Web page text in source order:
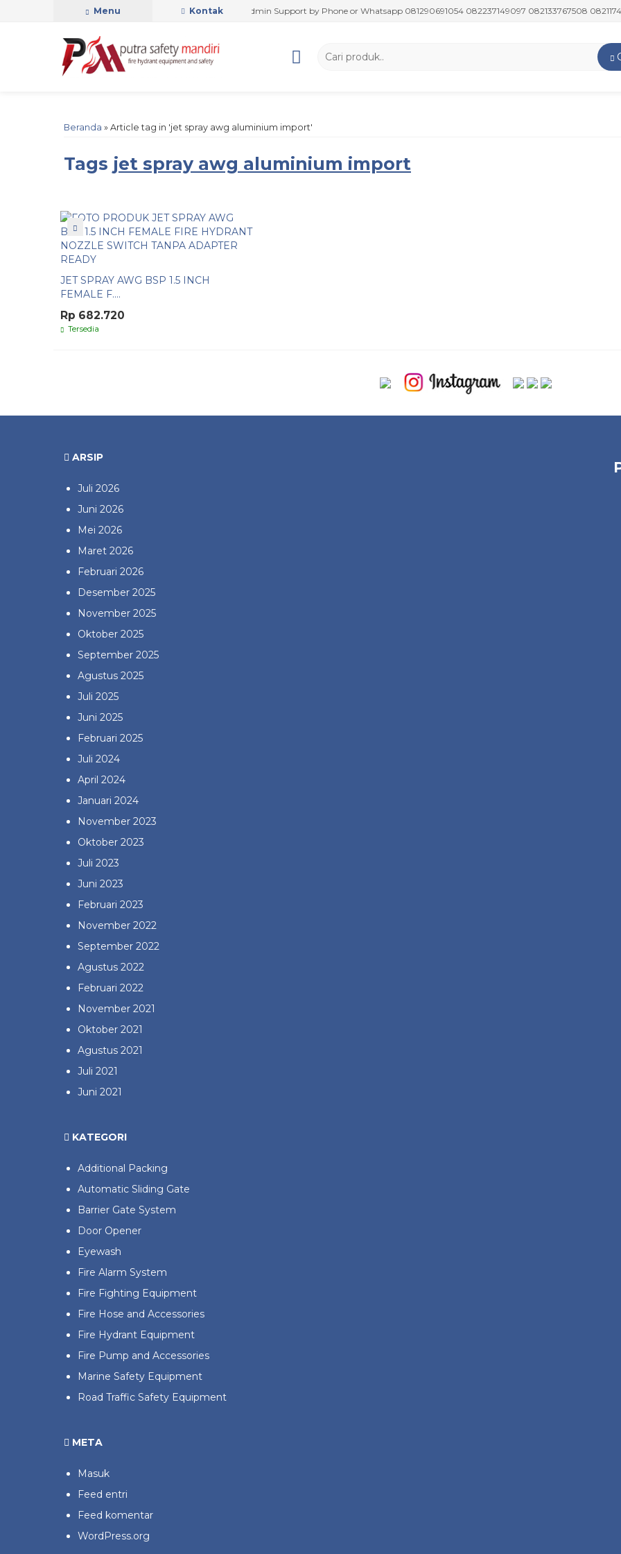
Menu Kontak
PUTRA SAFETY MANDIRI OFFICIAL Admin Support by Phone or Whatsapp 081290691054 082237149097 082133767508
Beranda » Article tag in 'jet spray awg aluminium import'
Tags jet spray awg aluminium import
JET SPRAY AWG BSP 1.5 INCH
FEMALE F....
Rp 682.720
Tersedia
ARSIP
Juli 2026
Juni 2026
Mei 2026
Maret 2026
Februari 2026
Desember 2025
November 2025
Oktober 2025
September 2025
Agustus 2025
Juli 2025
Juni 2025
Februari 2025
Juli 2024
April 2024
Januari 2024
November 2023
Oktober 2023
Juli 2023
Juni 2023
Februari 2023
November 2022
September 2022
Agustus 2022
Februari 2022
November 2021
Oktober 2021
Agustus 2021
Juli 2021
Juni 2021
KATEGORI
Additional Packing
Automatic Sliding Gate
Barrier Gate System
Door Opener
Eyewash
Fire Alarm System
Fire Fighting Equipment
Fire Hose and Accessories
Fire Hydrant Equipment
Fire Pump and Accessories
Marine Safety Equipment
Road Traffic Safety Equipment
META
Masuk
Feed entri
Feed komentar
WordPress.org